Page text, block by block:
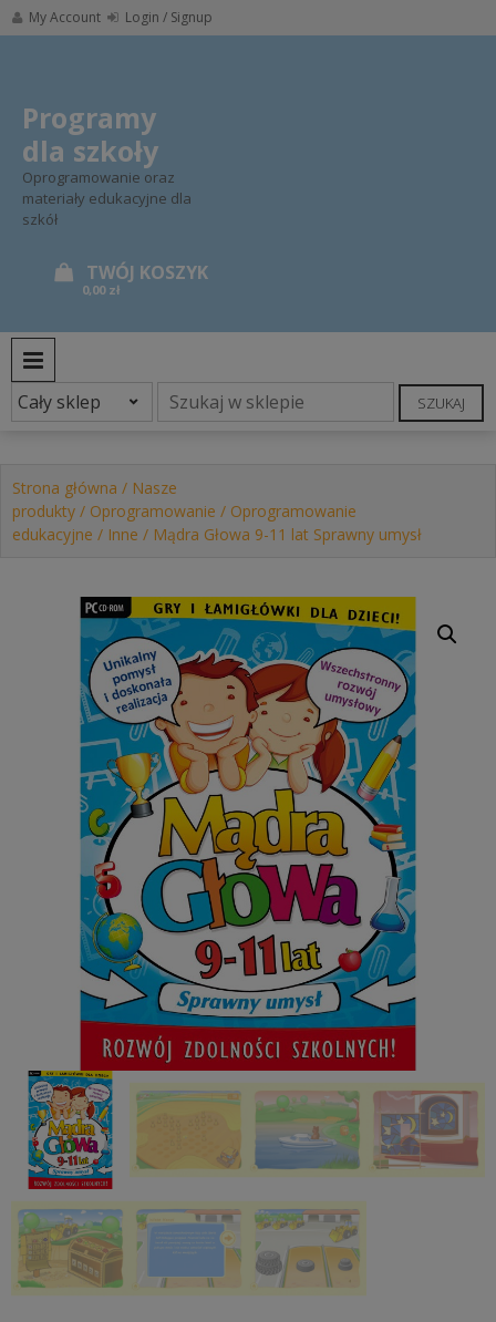
Skip
to
My Account Login / Signup
Programy
dla szkoły
Oprogramowanie oraz
materiały edukacyjne dla
szkół
0,00 zł
SZUKAJ
Strona główna / Nasze
produkty / Oprogramowanie / Oprogramowanie
edukacyjne / Inne / Mądra Głowa 9-11 lat Sprawny umysł